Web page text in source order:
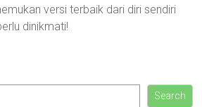
versi terbaik dari diri sendiri
dinikmati!
Search